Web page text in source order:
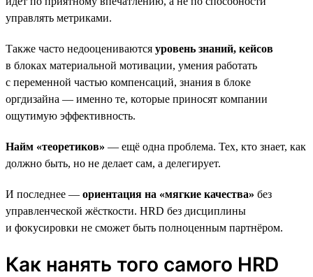
управлять метриками.
Также часто недооцениваются уровень знаний, кейсов
в блоках материальной мотивации, умения работать
с переменной частью компенсаций, знания в блоке
оргдизайна — именно те, которые приносят компании
ощутимую эффективность.
Найм «теоретиков» — ещё одна проблема. Тех, кто знает, как
должно быть, но не делает сам, а делегирует.
И последнее — ориентация на «мягкие качества» без
управленческой жёсткости. HRD без дисциплины
и фокусировки не сможет быть полноценным партнёром.
Как нанять того самого HRD